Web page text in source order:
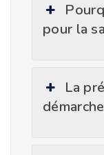
pour la
La
démarche